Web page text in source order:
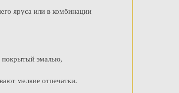
яруса или в комбинации
покрытый эмалью,
мелкие отпечатки.